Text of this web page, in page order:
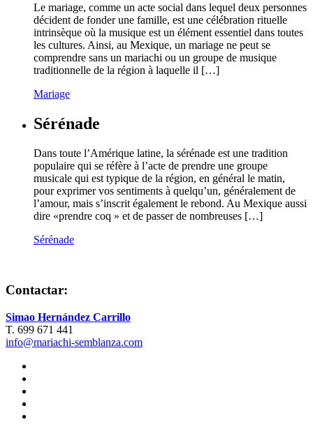
Le mariage, comme un acte social dans lequel deux personnes
décident de fonder une famille, est une célébration rituelle
intrinsèque où la musique est un élément essentiel dans toutes
les cultures. Ainsi, au Mexique, un mariage ne peut se
comprendre sans un mariachi ou un groupe de musique
traditionnelle de la région à laquelle il […]
Mariage
Sérénade
Dans toute l’Amérique latine, la sérénade est une tradition
populaire qui se réfère à l’acte de prendre une groupe
musicale qui est typique de la région, en général le matin,
pour exprimer vos sentiments à quelqu’un, généralement de
l’amour, mais s’inscrit également le rebond. Au Mexique aussi
dire «prendre coq » et de passer de nombreuses […]
Sérénade
Contactar:
Simao Hernández Carrillo
T. 699 671 441
info@mariachi-semblanza.com